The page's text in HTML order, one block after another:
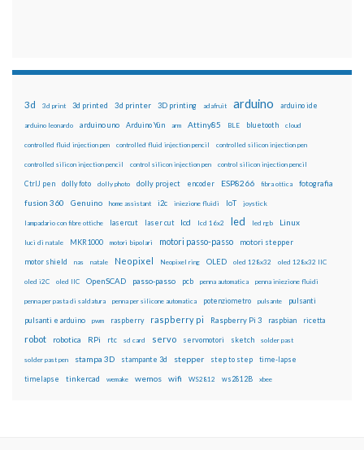
3d 3d print 3d printed 3d printer 3D printing adafruit arduino arduino ide
arduino leonardo arduino uno Arduino Yún arm Attiny85 BLE bluetooth cloud
controlled fluid injection pen controlled fluid injection pencil controlled silicon injection pen
controlled silicon injection pencil control silicon injection pen control silicon injection pencil
CtrlJ pen dolly foto dolly photo dolly project encoder ESP8266 fibra ottica fotografia
fusion 360 Genuino home assistant i2c iniezione fluidi IoT joystick
lampadario con fibre ottiche lasercut laser cut lcd lcd 16x2 led led rgb Linux
luci di natale MKR1000 motori bipolari motori passo-passo motori stepper
motor shield nas natale Neopixel Neopixel ring OLED oled 128x32 oled 128x32 IIC
oled i2C oled IIC OpenSCAD passo-passo pcb penna automatica penna iniezione fluidi
penna per pasta di saldatura penna per silicone automatica potenziometro pulsante pulsanti
pulsanti e arduino pwm raspberry raspberry pi Raspberry Pi 3 raspbian ricetta
robot robotica RPi rtc sd card servo servomotori sketch solder past
solder past pen stampa 3D stampante 3d stepper step to step time-lapse
timelapse tinkercad wemake wemos wifi WS2812 ws2812B xbee